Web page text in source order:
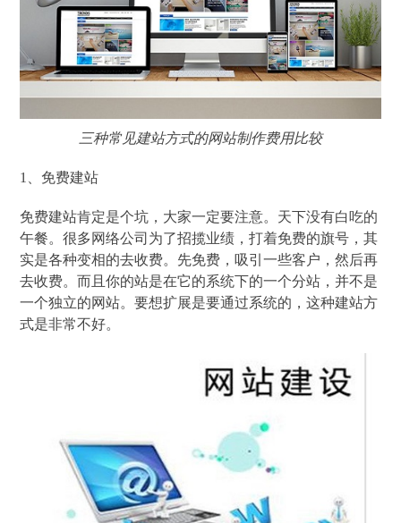
三种常见建站方式的网站制作费用比较
1、免费建站
免费建站肯定是个坑，大家一定要注意。天下没有白吃的
午餐。很多网络公司为了招揽业绩，打着免费的旗号，其
实是各种变相的去收费。先免费，吸引一些客户，然后再
去收费。而且你的站是在它的系统下的一个分站，并不是
一个独立的网站。要想扩展是要通过系统的，这种建站方
式是非常不好。